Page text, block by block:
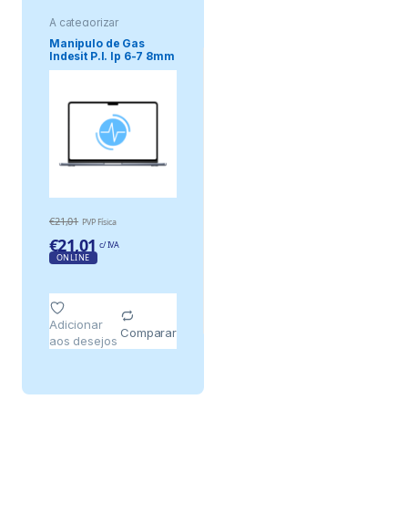
A categorizar
Manipulo de Gas
Indesit P.I. Ip 6-7 8mm
€21,01 PVP Física
€21,01 c/ IVA
ONLINE
Adicionar
aos desejos
Comparar